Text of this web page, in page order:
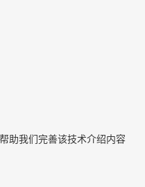
助我们完善该技术介绍内容​